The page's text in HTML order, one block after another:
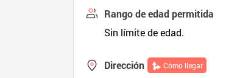
Rango de edad permitida
Sin límite de edad.
Dirección Cómo llegar